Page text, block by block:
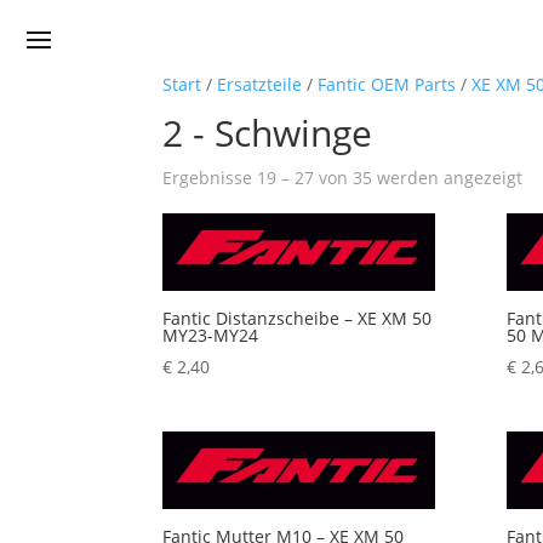
Start / Ersatzteile / Fantic OEM Parts /XE XM
2 - Schwinge
Ergebnisse 19 – 27 von 35 werden angezeigt
Fantic Distanzscheibe – XE XM 50
MY23-MY24
€ 2,40
50
€
Fantic Mutter M10 – XE XM 50